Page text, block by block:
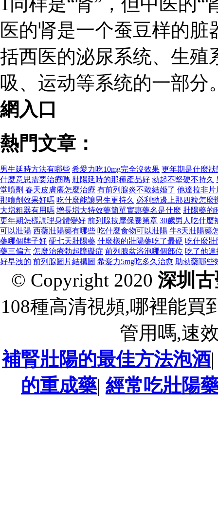
医的肾是一个蚕豆样的
括西医的泌尿系统、生殖
吸、运动等系统的一部
網入口
熱門文章：
男生延時方法有哪些 希愛力吃10mg完全沒效果 更年期是什麼狀
什麼意思需要治療嗎 壯陽延時的那種產品好 勃起不堅硬不持久
堂噴劑 春天皮膚癢怎麼治療 有前列腺炎不敢結婚了 他達拉非片
那噴劑效果好嗎 吃什麼能讓男生更持久 必利勁邊上那四粒怎麼
大增粗器有用嗎 增長增大特效藥簡單實惠藥名是什麼 壯陽藥的
更年期怎樣調理身體變好 前列腺按摩保養第章 30歲男人吃什麼
可以壯陽 西藥壯陽藥有哪些 吃什麼食物可以壯陽 牛8天壯陽藥
藥哪個牌子好 硬七天壯陽藥 什麼樣的壯陽藥吃了最硬 吃什麼
藥三偏方 怎麼治療勃起障礙症 前列腺盆浴泡哪個部位 吃了他
好早洩的 前列腺圖片結構圖 希愛力5mg吃多久治愈 助勃藥哪些
© Copyright 2020 深圳
108種高清視頻,哪裡能買
管用嗎,速
補腎壯陽的最佳方法泡酒
的重成藥| 經常吃壯陽